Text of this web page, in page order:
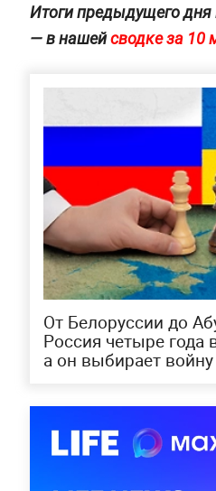
Итоги предыдущего
— в нашейсводке за 10
От Белоруссии до
Россия четыре года
а он выбирает войну